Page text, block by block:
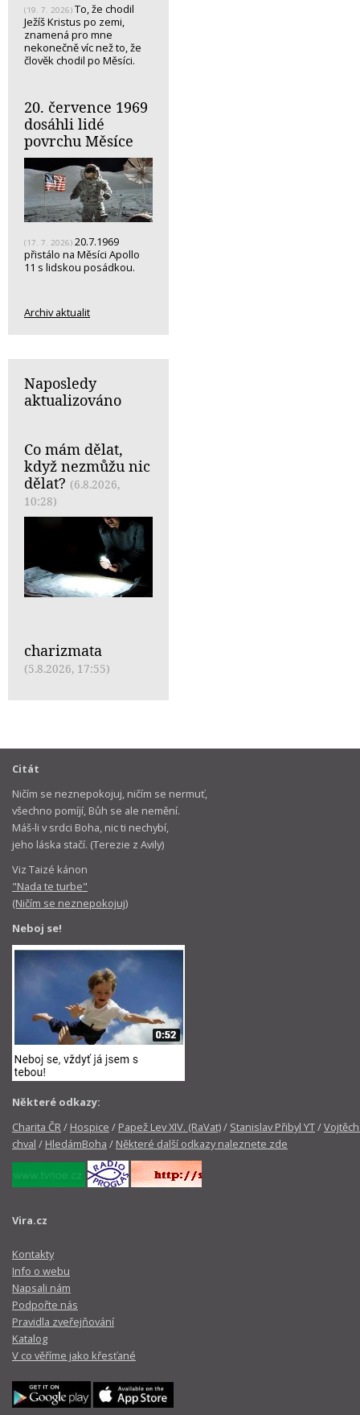
(19. 7. 2026) To, že chodil
Ježíš Kristus po zemi,
znamená pro mne
nekonečně víc než to, že
člověk chodil po Měsíci.
20. července 1969
dosáhli lidé
povrchu Měsíce
(17. 7. 2026) 20.7.1969
přistálo na Měsíci Apollo
11 s lidskou posádkou.
Archiv aktualit
Naposledy
aktualizováno
Co mám dělat,
když nezmůžu nic
dělat? (6.8.2026,
10:28)
charizmata
(5.8.2026, 17:55)
Citát
Ničím se neznepokojuj, ničím se nermuť,
všechno pomíjí, Bůh se ale nemění.
Máš-li v srdci Boha, nic ti nechybí,
jeho láska stačí. (Terezie z Avily)
Viz Taizé kánon
"Nada te turbe"
(Ničím se neznepokojuj)
Neboj se!
Některé odkazy:
Charita ČR / Hospice / Papež Lev XIV. (RaVat)/ Stanislav Přibyl YT/
chval / HledámBoha / Některé další odkazy naleznete zde
Vira.cz
Kontakty
Info o webu
Napsali nám
Podpořte nás
Pravidla zveřejňování
Katalog
V co věříme jako křesťané